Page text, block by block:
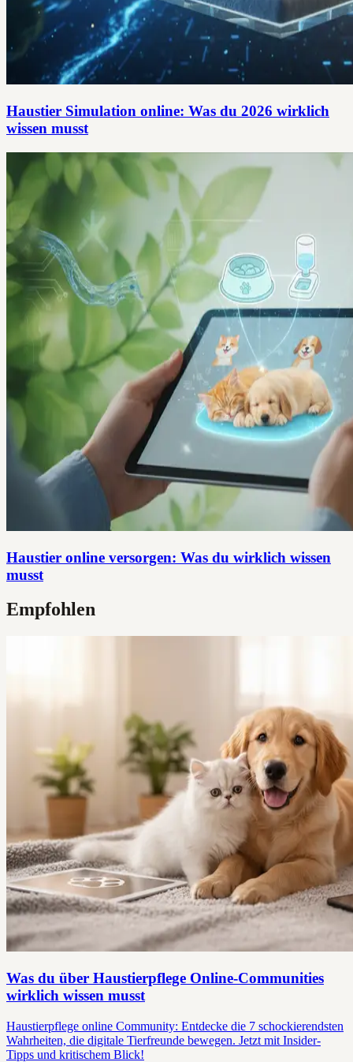
Haustier Simulation online: Was du 2026 wirklich
wissen musst
Haustier online versorgen: Was du wirklich wissen
musst
Empfohlen
Was du über Haustierpflege Online-Communities
wirklich wissen musst
Haustierpflege online Community: Entdecke die 7 schockierendsten
Wahrheiten, die digitale Tierfreunde bewegen. Jetzt mit Insider-
Tipps und kritischem Blick!